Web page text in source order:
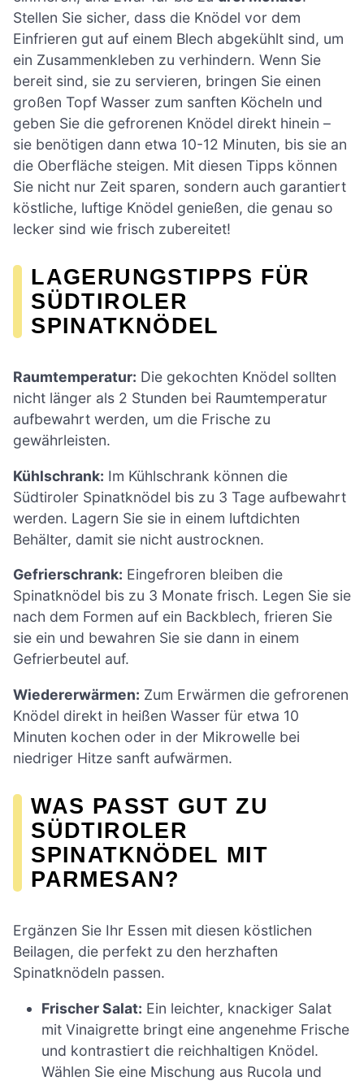
Stellen Sie sicher, dass die Knödel vor dem
Einfrieren gut auf einem Blech abgekühlt sind, um
ein Zusammenkleben zu verhindern. Wenn Sie
bereit sind, sie zu servieren, bringen Sie einen
großen Topf Wasser zum sanften Köcheln und
geben Sie die gefrorenen Knödel direkt hinein –
sie benötigen dann etwa 10-12 Minuten, bis sie an
die Oberfläche steigen. Mit diesen Tipps können
Sie nicht nur Zeit sparen, sondern auch garantiert
köstliche, luftige Knödel genießen, die genau so
lecker sind wie frisch zubereitet!
LAGERUNGSTIPPS FÜR
SÜDTIROLER
SPINATKNÖDEL
Raumtemperatur: Die gekochten Knödel sollten
nicht länger als 2 Stunden bei Raumtemperatur
aufbewahrt werden, um die Frische zu
gewährleisten.
Kühlschrank: Im Kühlschrank können die
Südtiroler Spinatknödel bis zu 3 Tage aufbewahrt
werden. Lagern Sie sie in einem luftdichten
Behälter, damit sie nicht austrocknen.
Gefrierschrank: Eingefroren bleiben die
Spinatknödel bis zu 3 Monate frisch. Legen Sie sie
nach dem Formen auf ein Backblech, frieren Sie
sie ein und bewahren Sie sie dann in einem
Gefrierbeutel auf.
Wiedererwärmen: Zum Erwärmen die gefrorenen
Knödel direkt in heißen Wasser für etwa 10
Minuten kochen oder in der Mikrowelle bei
niedriger Hitze sanft aufwärmen.
WAS PASST GUT ZU
SÜDTIROLER
SPINATKNÖDEL MIT
PARMESAN?
Ergänzen Sie Ihr Essen mit diesen köstlichen
Beilagen, die perfekt zu den herzhaften
Spinatknödeln passen.
Frischer Salat: Ein leichter, knackiger Salat
mit Vinaigrette bringt eine angenehme Frische
und kontrastiert die reichhaltigen Knödel.
Wählen Sie eine Mischung aus Rucola und